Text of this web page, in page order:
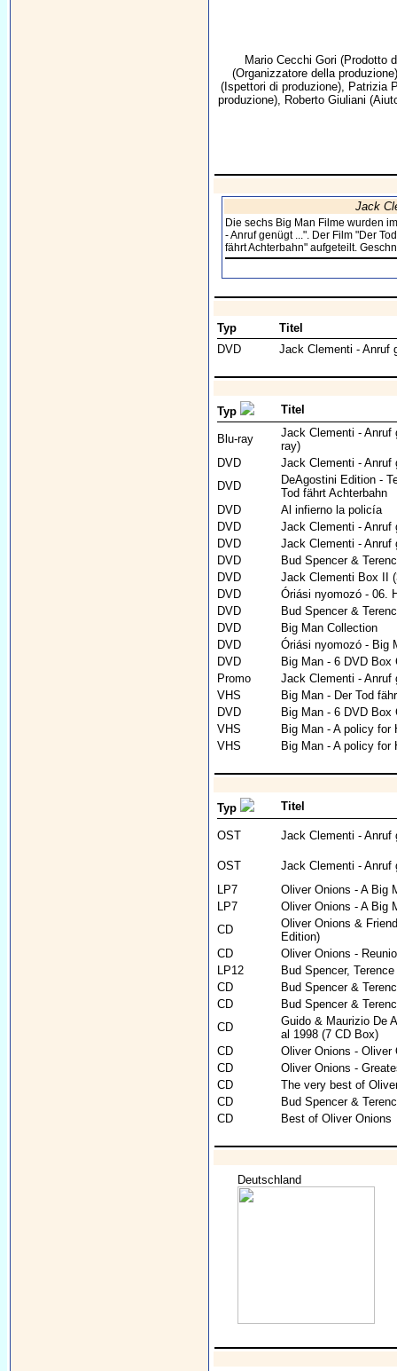
Mario Cecchi Gori (Prodotto
(Organizzatore della
(Ispettori di produzione), Patrizia
produzione), Roberto Giuliani
Jack
Die sechs Big Man Filme wurden
- Anruf genügt ...". Der Film "Der
fährt Achterbahn" aufgeteilt.
Typ
Titel
DVD
Jack Clementi - Anruf
Typ Titel
Blu-ray
Jack Clementi - Anruf
ray)
DVD
Jack Clementi - Anruf
DVD
DeAgostini Edition -
Tod fährt Achterbahn
DVD
Al infierno la policía
DVD
Jack Clementi - Anruf
DVD
Jack Clementi - Anruf
DVD
Bud Spencer &
DVD
Jack Clementi Box II
DVD
Óriási nyomozó - 06.
DVD
Bud Spencer &
DVD
Big Man Collection
DVD
Óriási nyomozó - Big
DVD
Big Man - 6 DVD Box
Promo
Jack Clementi - Anruf
VHS
Big Man - Der Tod
DVD
Big Man - 6 DVD Box
VHS
Big Man - A policy for
VHS
Big Man - A policy for
Typ Titel
OST Jack Clementi - Anruf
OST
Jack Clementi - Anruf
LP7
Oliver Onions - A Big
LP7
Oliver Onions - A Big
CD
Oliver Onions &
Edition)
CD
Oliver Onions -
LP12
Bud Spencer,
CD
Bud Spencer &
CD
Bud Spencer &
CD
Guido & Maurizio De
al 1998 (7 CD Box)
CD
Oliver Onions - Oliver
CD
Oliver Onions -
CD
The very best of
CD
Bud Spencer &
CD
Best of Oliver Onions
Deutschland